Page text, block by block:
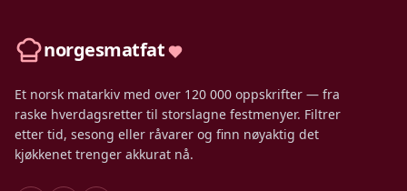
norgesmatfat
Et norsk matarkiv med over 120 000 oppskrifter — fra
raske hverdagsretter til storslagne festmenyer. Filtrer
etter tid, sesong eller råvarer og finn nøyaktig det
kjøkkenet trenger akkurat nå.